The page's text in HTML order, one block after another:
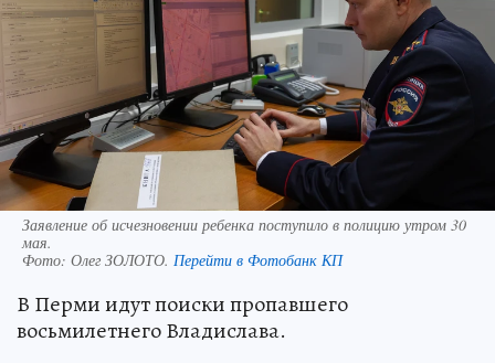
Заявление об исчезновении ребенка поступило в полицию утром 30
мая.
Фото: Олег ЗОЛОТО. Перейти в Фотобанк КП
В Перми идут поиски пропавшего
восьмилетнего Владислава.